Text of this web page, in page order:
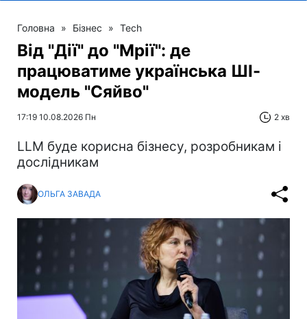
Головна » Бізнес » Tech
Від "Дії" до "Мрії": де
працюватиме українська ШІ-
модель "Сяйво"
17:19 10.08.2026 Пн 2 хв
LLM буде корисна бізнесу, розробникам і
дослідникам
ОЛЬГА ЗАВАДА